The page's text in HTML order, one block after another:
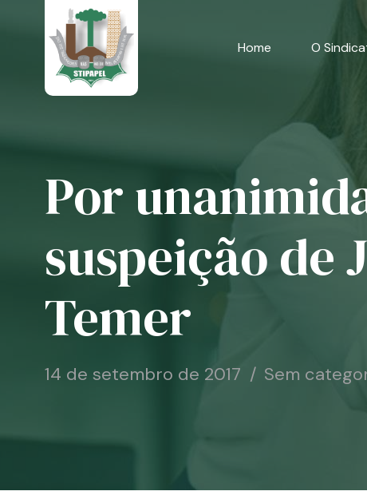
Home O
Por
suspeição de
Temer
14 de setembro de 2017 Sem